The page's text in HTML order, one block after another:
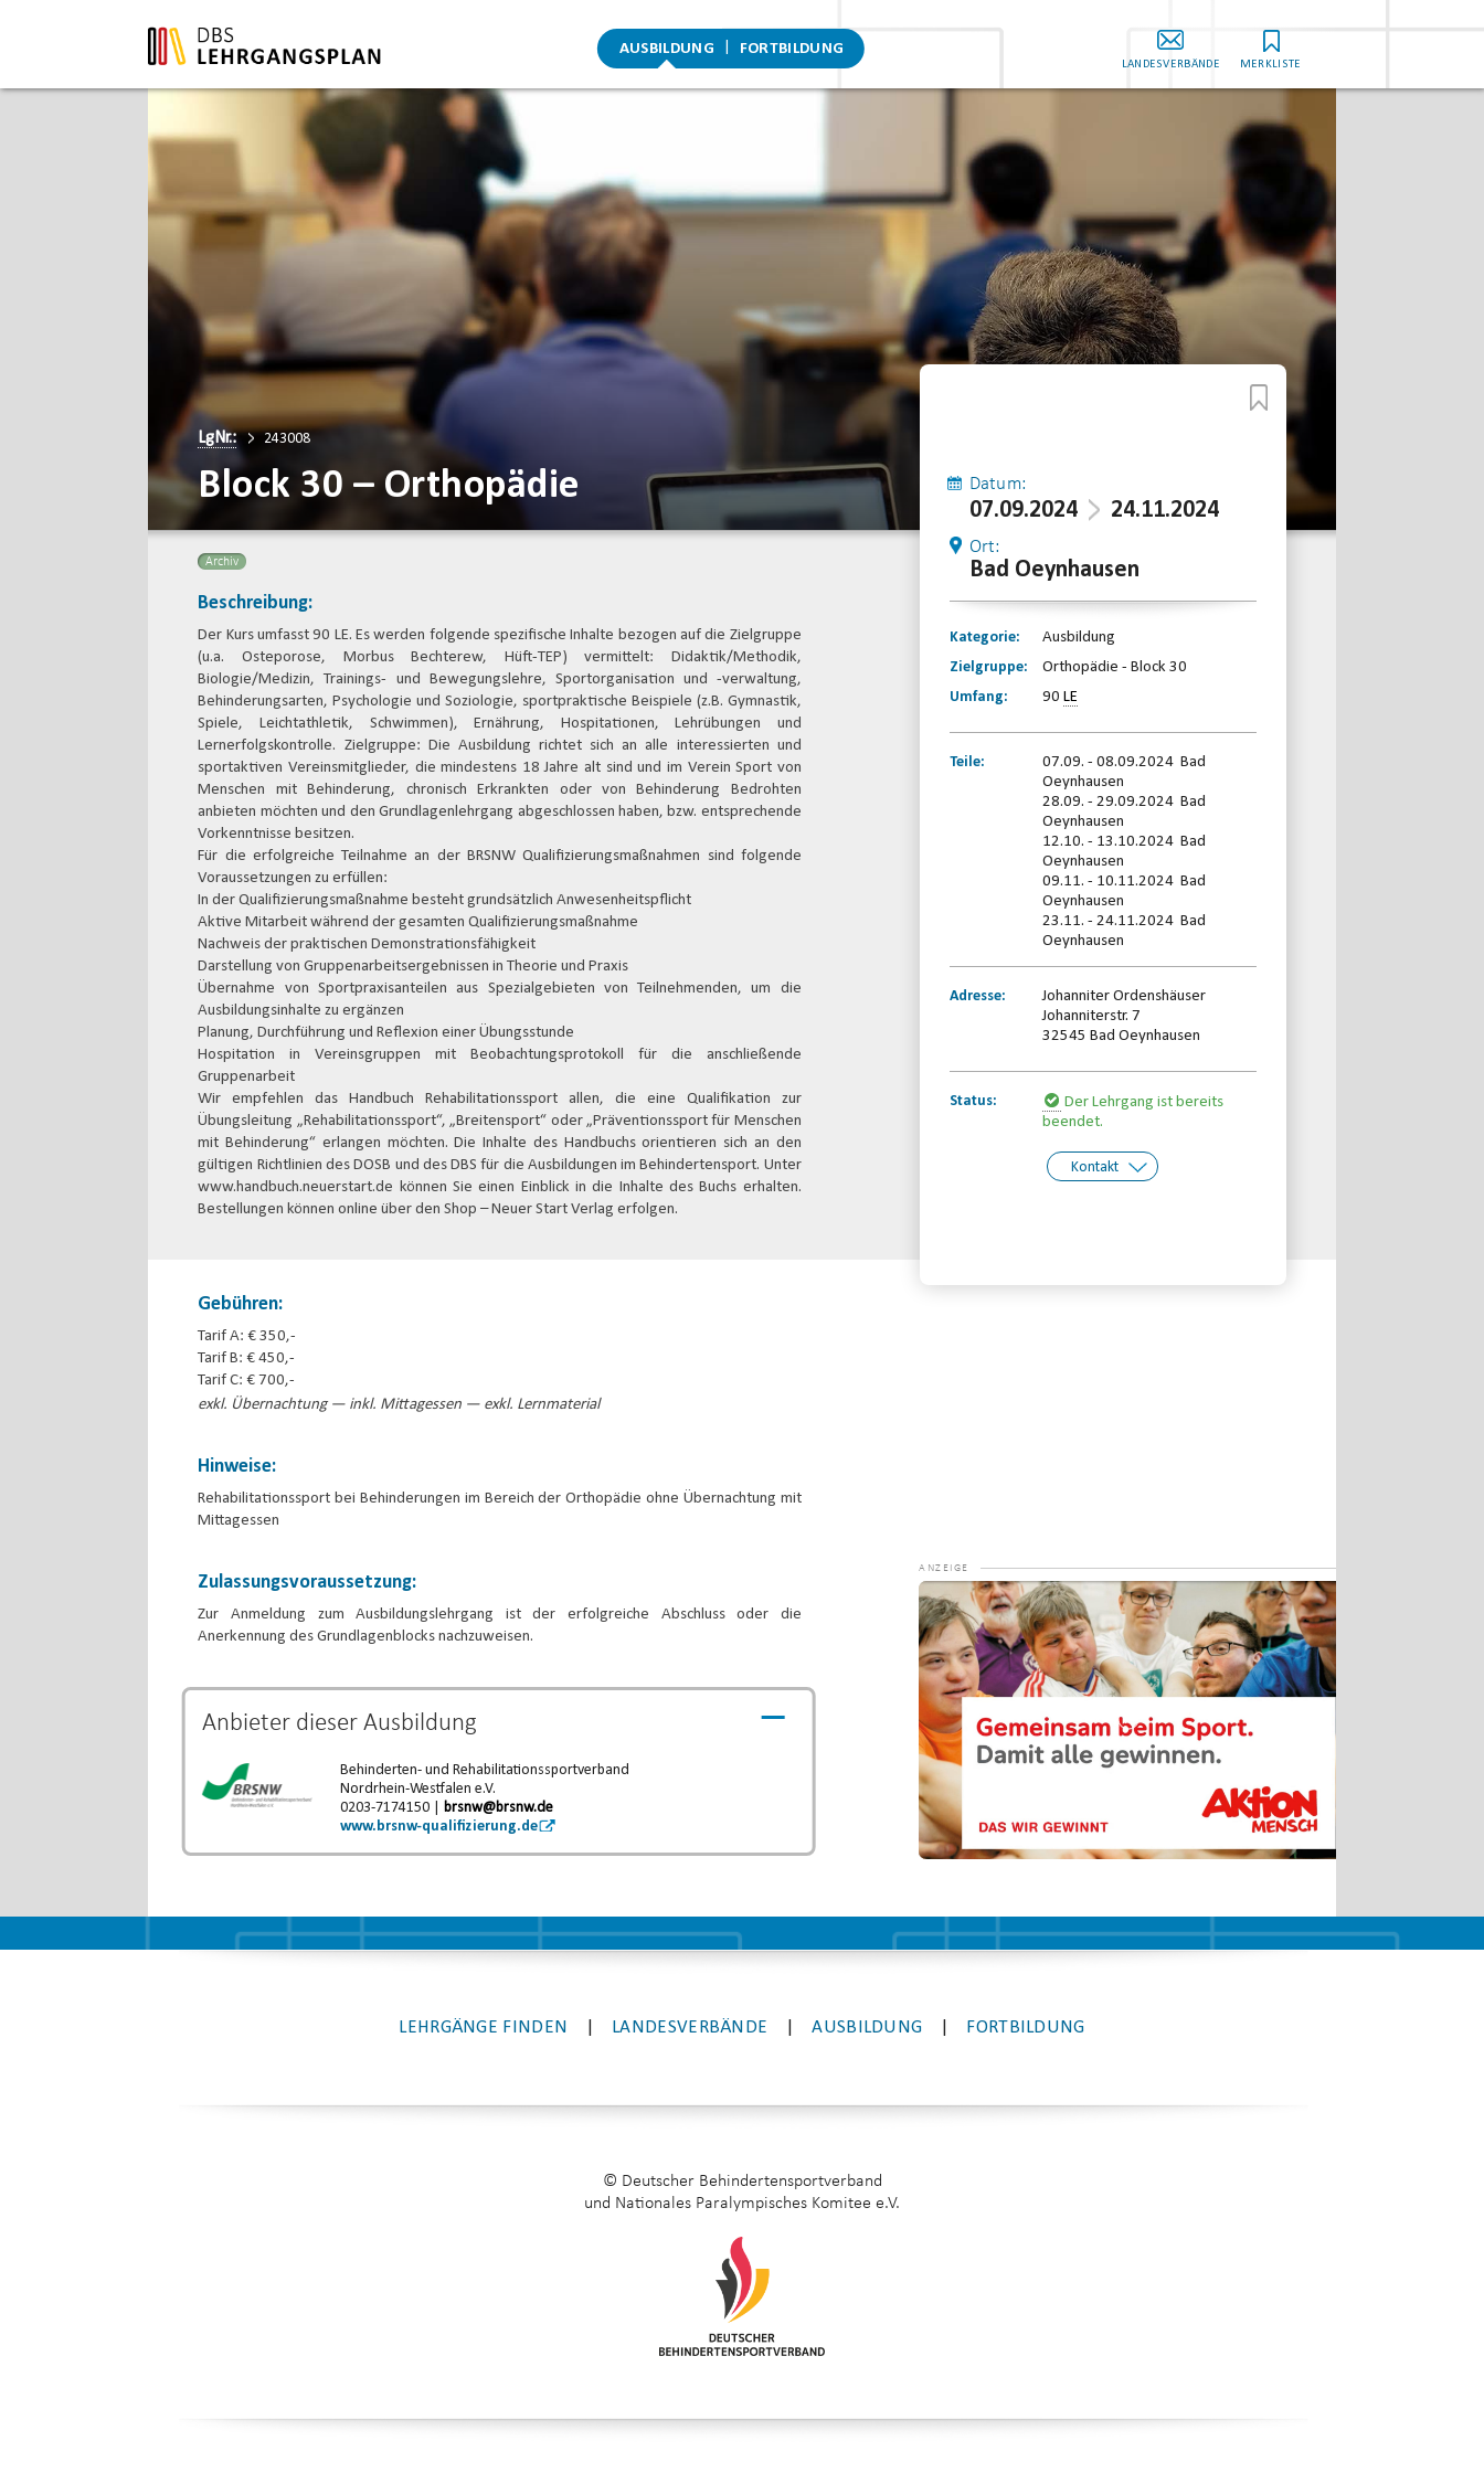
AUSBILDUNG FORTBILDUNG
LANDESVERBÄNDE MERKLISTE
LgNr.: 243008
Block 30 – Orthopädie Datum:
07.09.2024 24.11.2024
Ort:
Bad Oeynhausen
Kategorie:
Ausbildung
Zielgruppe:
Orthopädie - Block 30
Umfang:
90 LE
Teile:
07.09. - 08.09.2024 Bad
Oeynhausen
28.09. - 29.09.2024 Bad
Oeynhausen
12.10. - 13.10.2024 Bad
Oeynhausen
09.11. - 10.11.2024 Bad
Oeynhausen
23.11. - 24.11.2024 Bad
Oeynhausen
Adresse:
Johanniter Ordenshäuser
Johanniterstr. 7
32545 Bad Oeynhausen
Status:
Der Lehrgang ist bereits
beendet.
Kontakt
Archiv
Beschreibung:
Der Kurs umfasst 90 LE. Es werden folgende spezifische Inhalte bezogen auf die Zielgruppe
(u.a. Osteporose, Morbus Bechterew, Hüft-TEP) vermittelt: Didaktik/Methodik,
Biologie/Medizin, Trainings- und Bewegungslehre, Sportorganisation und -verwaltung,
Behinderungsarten, Psychologie und Soziologie, sportpraktische Beispiele (z.B. Gymnastik,
Spiele, Leichtathletik, Schwimmen), Ernährung, Hospitationen, Lehrübungen und
Lernerfolgskontrolle. Zielgruppe: Die Ausbildung richtet sich an alle interessierten und
sportaktiven Vereinsmitglieder, die mindestens 18 Jahre alt sind und im Verein Sport von
Menschen mit Behinderung, chronisch Erkrankten oder von Behinderung Bedrohten
anbieten möchten und den Grundlagenlehrgang abgeschlossen haben, bzw. entsprechende
Vorkenntnisse besitzen.
Für die erfolgreiche Teilnahme an der BRSNW Qualifizierungsmaßnahmen sind folgende
Voraussetzungen zu erfüllen:
In der Qualifizierungsmaßnahme besteht grundsätzlich Anwesenheitspflicht
Aktive Mitarbeit während der gesamten Qualifizierungsmaßnahme
Nachweis der praktischen Demonstrationsfähigkeit
Darstellung von Gruppenarbeitsergebnissen in Theorie und Praxis
Übernahme von Sportpraxisanteilen aus Spezialgebieten von Teilnehmenden, um die
Ausbildungsinhalte zu ergänzen
Planung, Durchführung und Reflexion einer Übungsstunde
Hospitation in Vereinsgruppen mit Beobachtungsprotokoll für die anschließende
Gruppenarbeit
Wir empfehlen das Handbuch Rehabilitationssport allen, die eine Qualifikation zur
Übungsleitung „Rehabilitationssport“, „Breitensport“ oder „Präventionssport für Menschen
mit Behinderung“ erlangen möchten. Die Inhalte des Handbuchs orientieren sich an den
gültigen Richtlinien des DOSB und des DBS für die Ausbildungen im Behindertensport. Unter
www.handbuch.neuerstart.de können Sie einen Einblick in die Inhalte des Buchs erhalten.
Bestellungen können online über den Shop – Neuer Start Verlag erfolgen.
Gebühren:
Tarif A: € 350,-
Tarif B: € 450,-
Tarif C: € 700,-
exkl. Übernachtung — inkl. Mittagessen — exkl. Lernmaterial
Hinweise:
Rehabilitationssport bei Behinderungen im Bereich der Orthopädie ohne Übernachtung mit
Mittagessen
Zulassungsvoraussetzung:
Zur Anmeldung zum Ausbildungslehrgang ist der erfolgreiche Abschluss oder die
Anerkennung des Grundlagenblocks nachzuweisen.
Anbieter dieserAusbildung
Behinderten- und Rehabilitationssportverband
Nordrhein-Westfalen e.V.
0203-7174150 |brsnw@brsnw.de
www.brsnw-qualifizierung.de
Video-
Player
LEHRGÄNGE FINDEN LANDESVERBÄNDE AUSBILDUNG FORTBILDUNG
© Deutscher Behindertensportverband
und Nationales Paralympisches Komitee e.V.